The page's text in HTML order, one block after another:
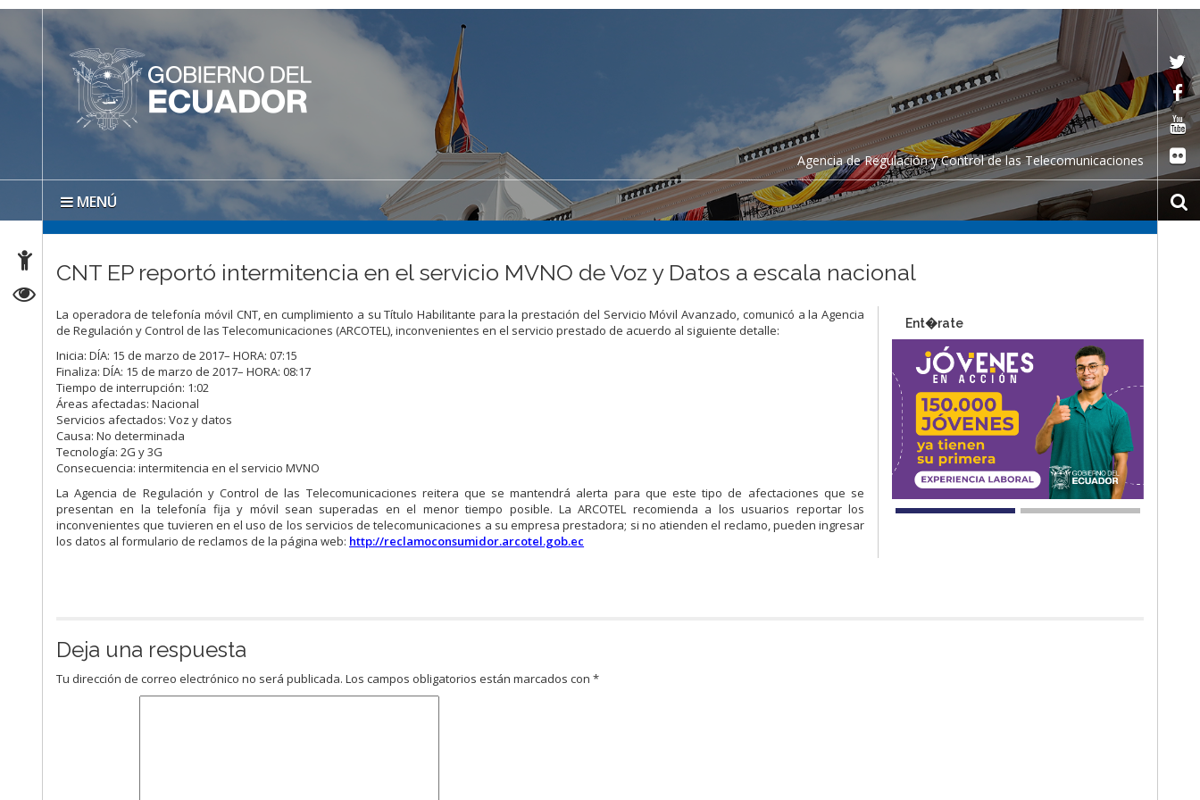
Agencia de Regulación y Control de las Telecomunicaciones
MENÚ
CNT EP reportó intermitencia en el servicio MVNO de Voz y Datos a escala nacional
La operadora de telefonía móvil CNT, en cumplimiento a su Título Habilitante para la prestación del Servicio Móvil Avanzado, comunicó a la Agencia
de Regulación y Control de las Telecomunicaciones (ARCOTEL), inconvenientes en el servicio prestado de acuerdo al siguiente detalle:
Inicia: DÍA: 15 de marzo de 2017– HORA: 07:15
Finaliza: DÍA: 15 de marzo de 2017– HORA: 08:17
Tiempo de interrupción: 1:02
Áreas afectadas: Nacional
Servicios afectados: Voz y datos
Causa: No determinada
Tecnología: 2G y 3G
Consecuencia: intermitencia en el servicio MVNO
La Agencia de Regulación y Control de las Telecomunicaciones reitera que se mantendrá alerta para que este tipo de afectaciones que se
presentan en la telefonía fija y móvil sean superadas en el menor tiempo posible. La ARCOTEL recomienda a los usuarios reportar los
inconvenientes que tuvieren en el uso de los servicios de telecomunicaciones a su empresa prestadora; si no atienden el reclamo, pueden ingresar
los datos al formulario de reclamos de la página web: http://reclamoconsumidor.arcotel.gob.ec
Ent�rate
Deja una respuesta
Tu dirección de correo electrónico no será publicada. Los campos obligatorios están marcados con*